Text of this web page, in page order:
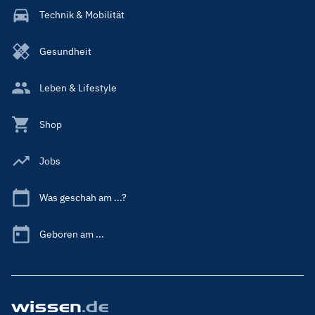
Technik & Mobilität
Gesundheit
Leben & Lifestyle
Shop
Jobs
Was geschah am ...?
Geboren am ...